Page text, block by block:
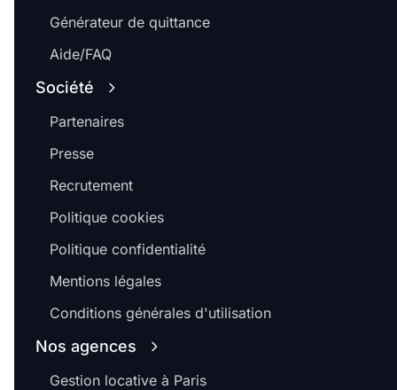
Générateur de quittance
Aide/FAQ
Société
Partenaires
Presse
Recrutement
Politique cookies
Politique confidentialité
Mentions légales
Conditions générales d'utilisation
Nos agences
Gestion locative à Paris